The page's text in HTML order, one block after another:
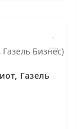
Газель